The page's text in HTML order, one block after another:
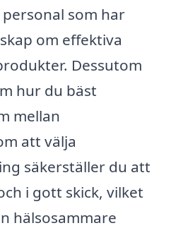
som har
om effektiva
Dessutom
hur du bäst
mellan
att välja
säkerställer du att
i gott skick, vilket
hälsosammare